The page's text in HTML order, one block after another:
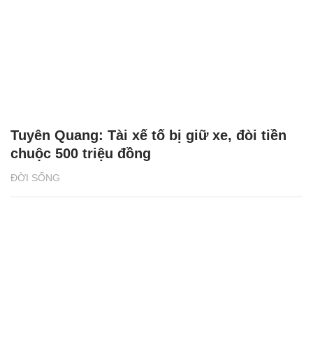
ĐỜI SỐNG
Tuyên Quang: Tài xế tố bị giữ xe, đòi tiền
chuộc 500 triệu đồng